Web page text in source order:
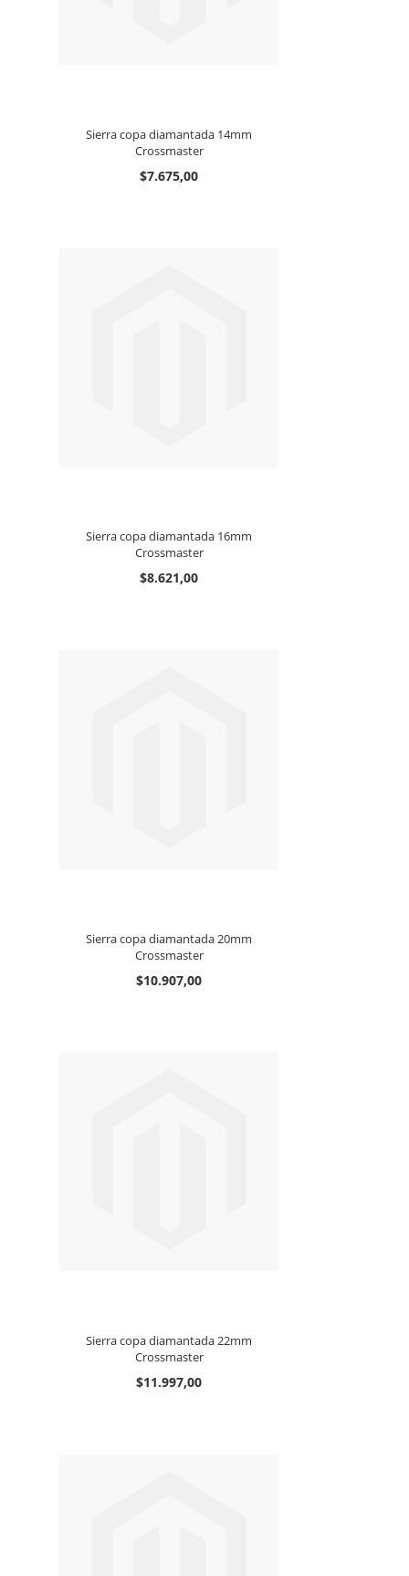
Sierra copa diamantada 14mm
Crossmaster
$7.675,00
Sierra copa diamantada 16mm
Crossmaster
$8.621,00
Sierra copa diamantada 20mm
Crossmaster
$10.907,00
Sierra copa diamantada 22mm
Crossmaster
$11.997,00